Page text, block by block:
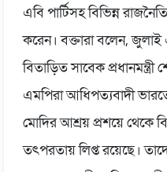
এবি পার্টিসহ বিভিন্ন
করেন। বক্তারা বলেন, জুলাই
বিতাড়িত সাবেক প্রধানমন্ত্রী
এমপিরা আধিপত্যবাদী ভারতের
মোদির আশ্রয় প্রশয়ে থেকে
তৎপরতায় লিপ্ত রয়েছে।